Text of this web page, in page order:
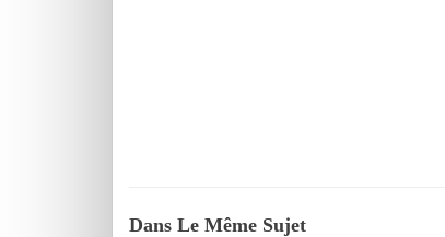
Dans Le Même Sujet